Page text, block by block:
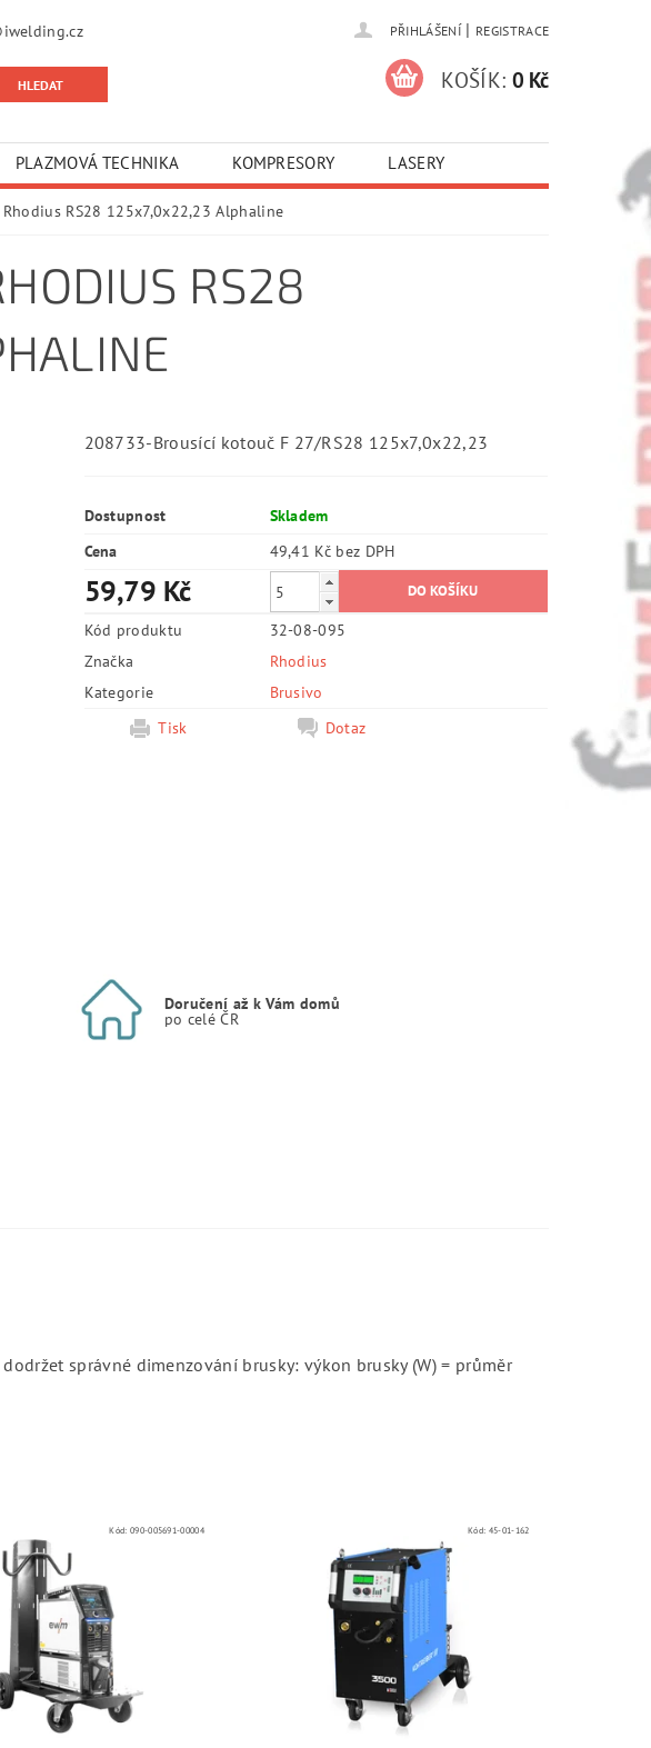
PŘIHLÁŠENÍ | REGISTRACE
KOŠÍK: 0 Kč
PLAZMOVÁ TECHNIKA KOMPRESORY
LASERY
RS28 125x7,0x22,23 Alphaline
RS28
208733-Brousící kotouč F 27/RS28 125x7,0x22,23
Dostupnost
Skladem
Cena
49,41 Kč bez DPH
59,79 Kč
Kód produktu
32-08-095
Značka
Rhodius
Kategorie
Brusivo
Tisk
Dotaz
Doručení až k Vám domů
po celé ČR
správné dimenzování brusky: výkon brusky (W) = průměr
Kód: 090-005691-00004 Kód: 45-01-162